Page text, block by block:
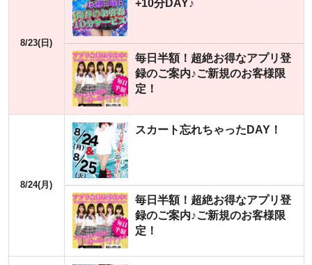
8/23(日)
+10分DAY♪
毎日半額！超絶お得なアプリ登
録のご案内♪ご新規のお客様限
定！
8/24(月)
スカート忘れちゃったDAY！
毎日半額！超絶お得なアプリ登
録のご案内♪ご新規のお客様限
定！